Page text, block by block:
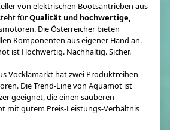
von elektrischen Bootsantrieben aus
fürQualität und hochwertige,
Die Österreicher bieten
Komponenten aus eigener Hand an.
ist Hochwertig. Nachhaltig. Sicher.
Vöcklamarkt hat zwei Produktreihen
Die Trend-Line von Aquamot ist
geeignet, die einen sauberen
mit gutem Preis-Leistungs-Verhältnis